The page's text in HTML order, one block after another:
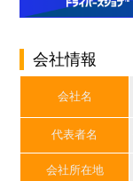
会社情報
会社名
代表者名
会社所在地